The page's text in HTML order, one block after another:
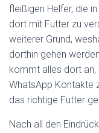
fleißigen Helfer, die
dort mit Futter zu
weiterer Grund,
dorthin gehen
kommt alles dort
WhatsApp Kontakte
das richtige Futter
Nach all den